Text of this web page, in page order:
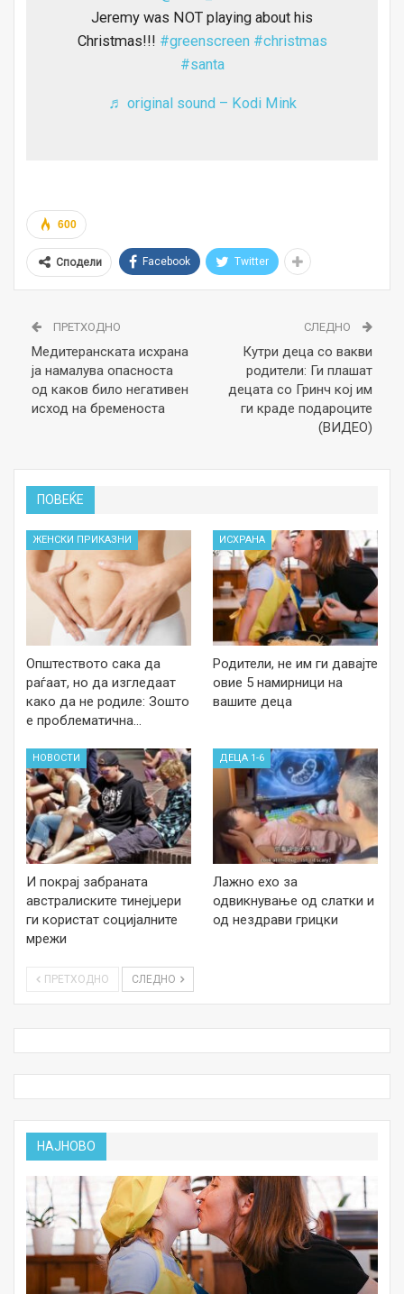
Jeremy was NOT playing about his
Christmas!!! #greenscreen #christmas
#santa
♬ original sound – Kodi Mink
600
Сподели Facebook Twitter
ПРЕТХОДНО
Медитеранската исхрана
ја намалува опасноста
од каков било негативен
исход на бременоста
СЛЕДНО
Кутри деца со вакви
родители: Ги плашат
децата со Гринч кој им
ги краде подароците
(ВИДЕО)
ПОВЕЌЕ
ЖЕНСКИ ПРИКАЗНИ
Општеството сака да
раѓаат, но да изгледаат
како да не родиле: Зошто
е проблематична…
ИСХРАНА
Родители, не им ги давајте
овие 5 намирници на
вашите деца
НОВОСТИ
И покрај забраната
австралиските тинејџери
ги користат социјалните
мрежи
ДЕЦА 1-6
Лажно ехо за
одвикнување од слатки и
од нездрави грицки
ПРЕТХОДНО СЛЕДНО
НАЈНОВО